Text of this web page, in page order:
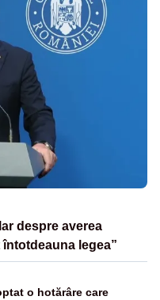
despre averea
legea”
o hotărâre care